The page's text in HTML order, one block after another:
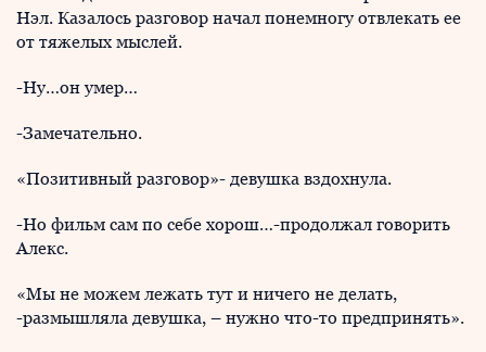
Нэл. Казалось разговор начал понемногу отвлекать ее
от тяжелых мыслей.
-Ну…он умер…
-Замечательно.
«Позитивный разговор»- девушка вздохнула.
-Но фильм сам по себе хорош…-продолжал говорить
Алекс.
«Мы не можем лежать тут и ничего не делать,
-размышляла девушка, – нужно что-то предпринять».